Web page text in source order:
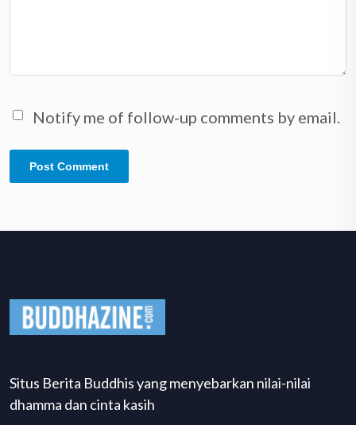
Notify me of follow-up comments by email.
Situs Berita Buddhis yang menyebarkan nilai-nilai
dhamma dan cinta kasih